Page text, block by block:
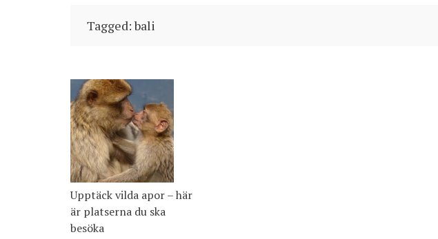
Tagged: bali
Upptäck vilda apor – här
är platserna du ska
besöka